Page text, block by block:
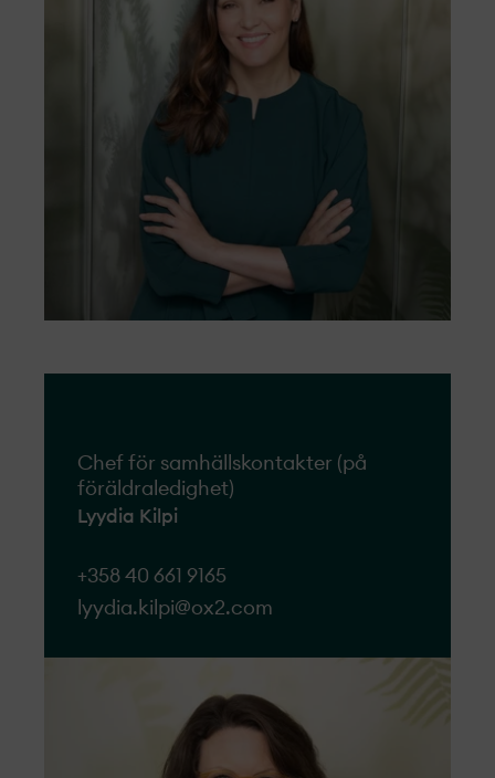
Chef för samhällskontakter (på
föräldraledighet)
Lyydia Kilpi
+358 40 661 9165
lyydia.kilpi@ox2.com